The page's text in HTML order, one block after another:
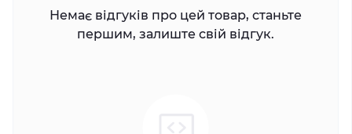
Немає відгуків про цей товар, станьте
першим, залиште свій відгук.